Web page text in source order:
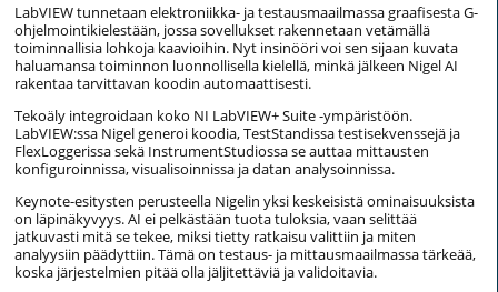
LabVIEW tunnetaan elektroniikka- ja testausmaailmassa graafisesta G-
ohjelmointikielestään, jossa sovellukset rakennetaan vetämällä
toiminnallisia lohkoja kaavioihin. Nyt insinööri voi sen sijaan kuvata
haluamansa toiminnon luonnollisella kielellä, minkä jälkeen Nigel AI
rakentaa tarvittavan koodin automaattisesti.
Tekoäly integroidaan koko NI LabVIEW+ Suite -ympäristöön.
LabVIEW:ssa Nigel generoi koodia, TestStandissa testisekvenssejä ja
FlexLoggerissa sekä InstrumentStudiossa se auttaa mittausten
konfiguroinnissa, visualisoinnissa ja datan analysoinnissa.
Keynote-esitysten perusteella Nigelin yksi keskeisistä ominaisuuksista
on läpinäkyvyys. AI ei pelkästään tuota tuloksia, vaan selittää
jatkuvasti mitä se tekee, miksi tietty ratkaisu valittiin ja miten
analyysiin päädyttiin. Tämä on testaus- ja mittausmaailmassa tärkeää,
koska järjestelmien pitää olla jäljitettäviä ja validoitavia.